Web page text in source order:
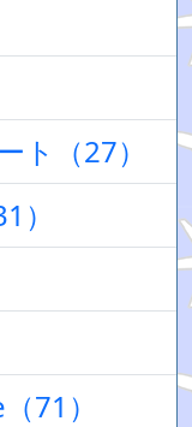
ト（27）
）
71）